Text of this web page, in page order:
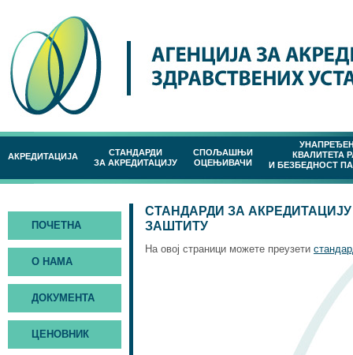
АКРЕДИТАЦИЈА
СТАНДАРДИ
ЗА АКРЕДИТАЦИЈУ
СПОЉАШЊИ
ОЦЕЊИВАЧИ
КВАЛИТЕТА
И БЕЗБЕДНОСТ
ПОЧЕТНА
О НАМА
ДОКУМЕНТА
ЦЕНОВНИК
СТАНДАРДИ ЗА
ЗАШТИТУ
На овој страници можете преузети